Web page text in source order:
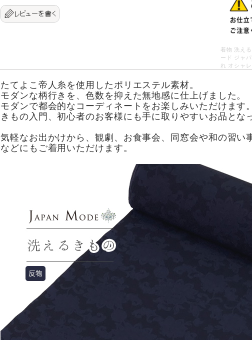
着物 洗え
ード ジャ
れ オシャ
たてよこ帝人糸を使用したポリエステル素材。
モダンな柄行きを、色数を抑えた無地感に仕上げました。
モダンで都会的なコーディネートをお楽しみいただけます。
きもの入門、初心者のお客様にも手に取りやすいお品とな
気軽なお出かけから、観劇、お食事会、同窓会や和の習い
などにもご着用いただけます。